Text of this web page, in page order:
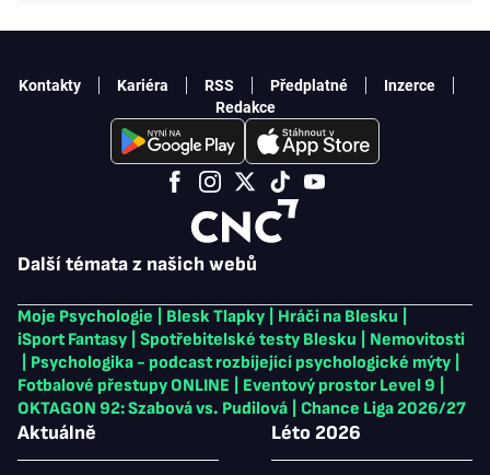
Další témata z našich webů
Moje Psychologie Blesk Tlapky Hráči na Blesku
iSport Fantasy
Spotřebitelské testy Blesku
Nemovitosti
Psychologika - podcast rozbíjející psychologické mýty
Fotbalové přestupy ONLINE
Eventový prostor Level 9
OKTAGON 92: Szabová vs. Pudilová
Chance Liga 2026/27
Aktuálně Léto 2026
Kontakty Kariéra RSS Předplatné
Inzerce
Redakce